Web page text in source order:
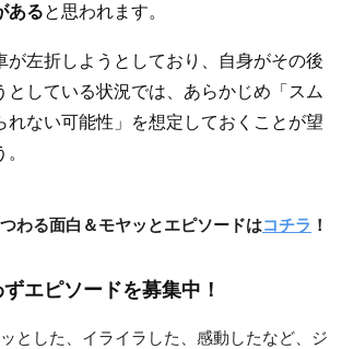
あると思われます。
が左折しようとしており、自身がその後
としている状況では、あらかじめ「スム
れない可能性」を想定しておくことが望
わる面白＆モヤッとエピソードはコチラ ！
エピソードを募集中！
とした、イライラした、感動したなど、ジ